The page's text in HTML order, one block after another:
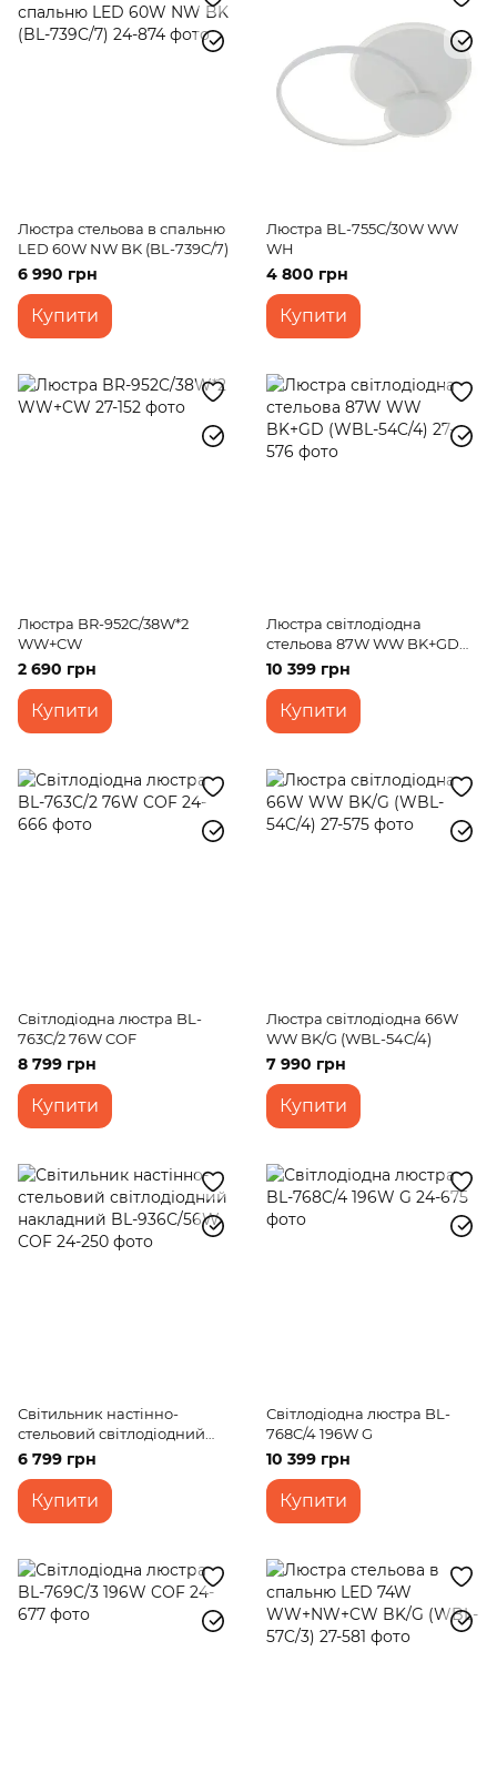
Люстра стельова в спальню
LED 60W NW BK (BL-739C/7)
6 990 грн
Купити
Люстра BL-755С/30W WW
WH
4 800 грн
Купити
Люстра BR-952C/38W*2
WW+CW
2 690 грн
Купити
Люстра світлодіодна
стельова 87W WW BK+GD
(WBL-54C/4)
10 399 грн
Купити
Світлодіодна люстра BL-
763С/2 76W COF
8 799 грн
Купити
Люстра світлодіодна 66W
WW BK/G (WBL-54C/4)
7 990 грн
Купити
Світильник настінно-
стельовий світлодіодний
накладний BL-936С/56W
6 799 грн
Купити
Світлодіодна люстра BL-
768C/4 196W G
10 399 грн
Купити